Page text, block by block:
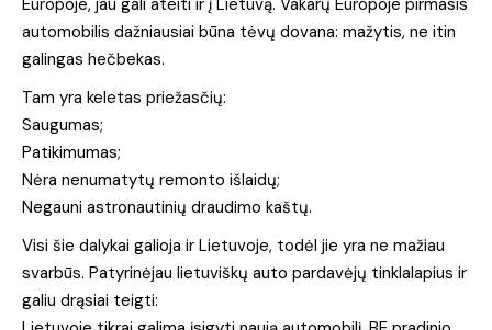
Europoje, jau gali ateiti ir į Lietuvą. Vakarų Europoje pirmasis
automobilis dažniausiai būna tėvų dovana: mažytis, ne itin
galingas hečbekas.
Tam yra keletas priežasčių:
Saugumas;
Patikimumas;
Nėra nenumatytų remonto išlaidų;
Negauni astronautinių draudimo kaštų.
Visi šie dalykai galioja ir Lietuvoje, todėl jie yra ne mažiau
svarbūs. Patyrinėjau lietuviškų auto pardavėjų tinklalapius ir
galiu drąsiai teigti: